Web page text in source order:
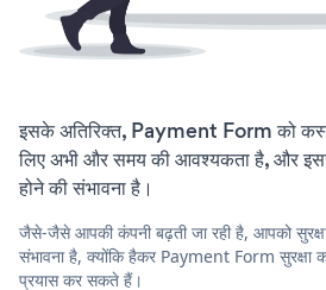
इसके अतिरिक्त, Payment Form को
लिए अभी और समय की आवश्यकता है, और
होने की संभावना है।
जैसे-जैसे आपकी कंपनी बढ़ती जा रही है, आपको
संभावना है, क्योंकि हैकर Payment Form सुरक्षा
प्रयास कर सकते हैं।